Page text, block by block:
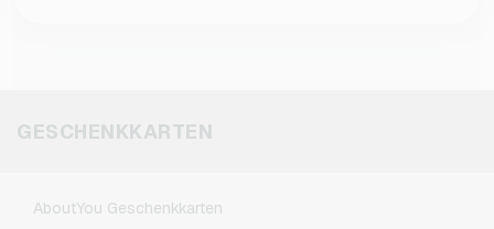
GESCHENKKARTEN
AboutYou Geschenkkarten